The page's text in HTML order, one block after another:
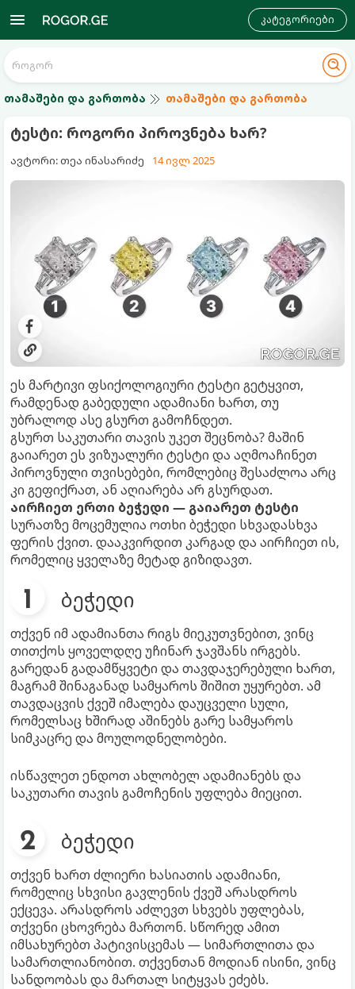
კატეგორიები
თამაშები და გართობა თამაშები და გართობა
ტესტი: როგორი პიროვნება ხარ?
ავტორი: თეა ინასარიძე 14 ივლ 2025
ეს მარტივი ფსიქოლოგიური ტესტი გეტყვით,
რამდენად გაბედული ადამიანი ხართ, თუ
უბრალოდ ასე გსურთ გამოჩნდეთ.
გსურთ საკუთარი თავის უკეთ შეცნობა? მაშინ
გაიარეთ ეს ვიზუალური ტესტი და აღმოაჩინეთ
პიროვნული თვისებები, რომლებიც შესაძლოა არც
კი გეფიქრათ, ან აღიარება არ გსურდათ.
აირჩიეთ ერთი ბეჭედი — გაიარეთ ტესტი
სურათზე მოცემულია ოთხი ბეჭედი სხვადასხვა
ფერის ქვით. დააკვირდით კარგად და აირჩიეთ ის,
რომელიც ყველაზე მეტად გიზიდავთ.
ბეჭედი
თქვენ იმ ადამიანთა რიგს მიეკუთვნებით, ვინც
თითქოს ყოველდღე უჩინარ ჯავშანს ირგებს.
გარედან გადამწყვეტი და თავდაჯერებული ხართ,
მაგრამ შინაგანად სამყაროს შიშით უყურებთ. ამ
თავდაცვის ქვეშ იმალება დაუცველი სული,
რომელსაც ხშირად აშინებს გარე სამყაროს
სიმკაცრე და მოულოდნელობები.
ისწავლეთ ენდოთ ახლობელ ადამიანებს და
საკუთარი თავის გამოჩენის უფლება მიეცით.
ბეჭედი
თქვენ ხართ ძლიერი ხასიათის ადამიანი,
რომელიც სხვისი გავლენის ქვეშ არასდროს
ექცევა. არასდროს აძლევთ სხვებს უფლებას,
თქვენი ცხოვრება მართონ. სწორედ ამით
იმსახურებთ პატივისცემას — სიმართლითა და
სამართლიანობით. თქვენთან მოდიან ისინი, ვინც
სანდოობას და მართალ სიტყვას ეძებს.